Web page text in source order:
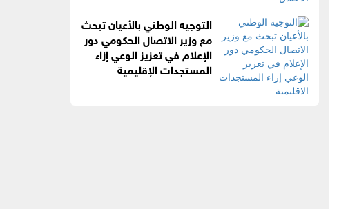
التوجيه الوطني بالأعيان تبحث
مع وزير الاتصال الحكومي دور
الإعلام في تعزيز الوعي إزاء
المستجدات الإقليمية